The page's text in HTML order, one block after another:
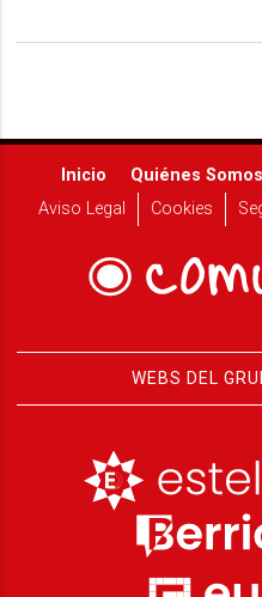
Inicio Quiénes Somos
Aviso Legal
Cookies
WEBS DEL